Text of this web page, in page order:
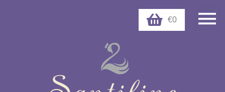
€0